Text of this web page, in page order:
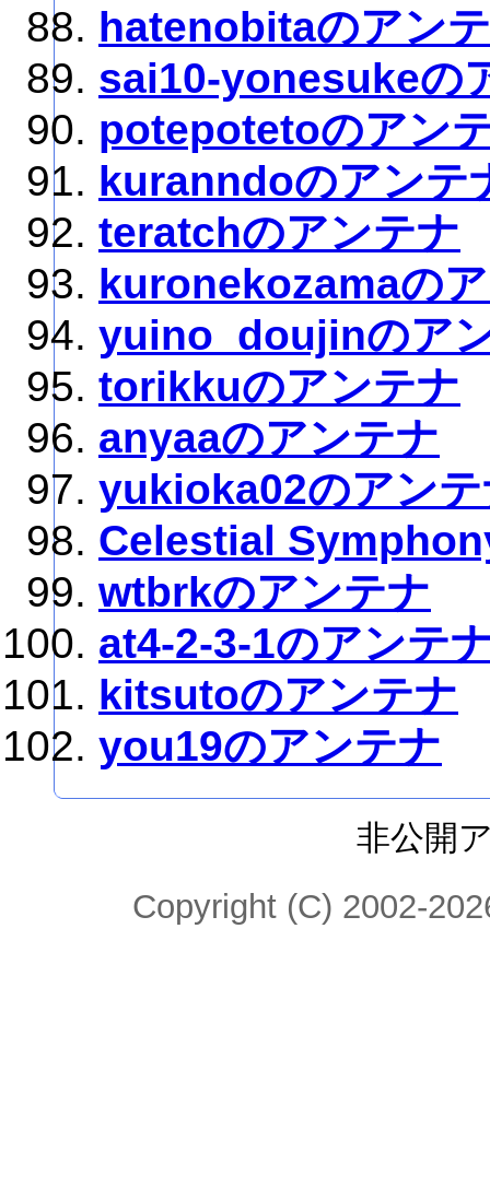
hatenobitaのアン
sai10-yonesukeの
potepotetoのアン
kuranndoのアンテ
teratchのアンテナ
kuronekozamaの
yuino_doujinのア
torikkuのアンテナ
anyaaのアンテナ
yukioka02のアン
Celestial
wtbrkのアンテナ
at4-2-3-1のアンテ
kitsutoのアンテナ
you19のアンテナ
非公開
Copyright (C) 2002-